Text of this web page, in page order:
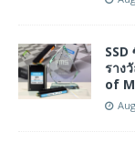
ราง
of